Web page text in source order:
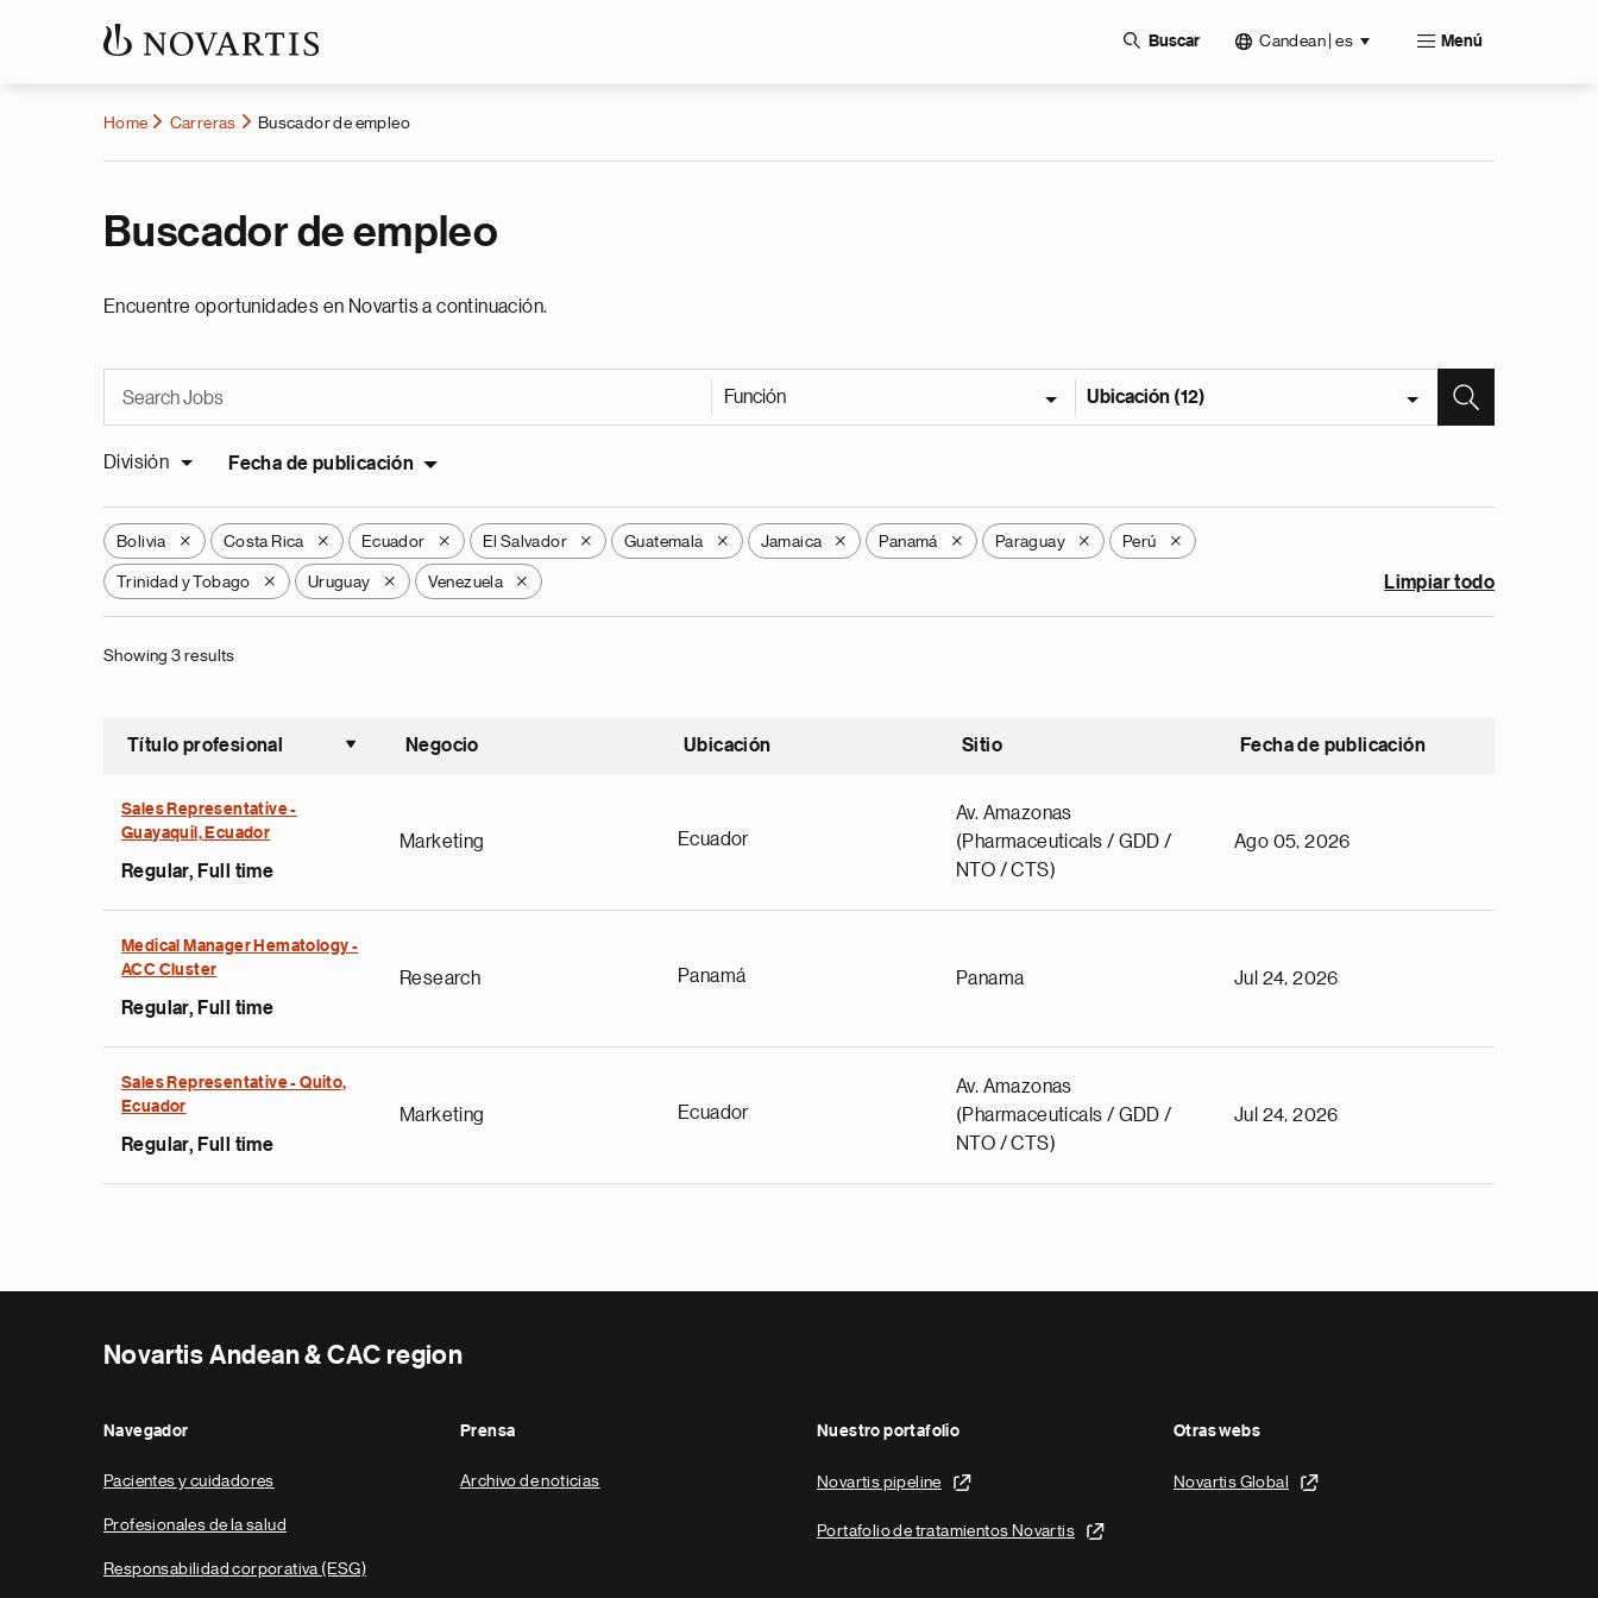
Buscar Candean | es Menú
Home Carreras Buscador de empleo
Buscador de empleo
Encuentre oportunidades en Novartis a continuación.
Función Ubicación (12)
División Fecha de publicación
Bolivia X Costa Rica X Ecuador X El Salvador X Guatemala X Jamaica X Panamá X Paraguay X Perú X
Trinidad y Tobago X Uruguay X Venezuela X Limpiar todo
Showing 3 results
Título profesional
Ordenar ascendente
Negocio Ubicación Sitio Fecha de publicación
Sales Representative -
Guayaquil, Ecuador
Regular, Full time
Marketing Ecuador
Av. Amazonas
(Pharmaceuticals / GDD /
NTO / CTS)
Ago 05, 2026
Medical Manager Hematology -
ACC Cluster
Regular, Full time
Research Panamá Panama Jul 24, 2026
Sales Representative - Quito,
Ecuador
Regular, Full time
Marketing Ecuador
Av. Amazonas
(Pharmaceuticals / GDD /
NTO / CTS)
Jul 24, 2026
Novartis Andean & CAC region
Navegador
Pacientes y cuidadores
Profesionales de la salud
Responsabilidad corporativa (ESG)
Prensa
Archivo de noticias
Nuestro portafolio
Novartis pipeline
Portafolio de tratamientos Novartis
Otras webs
Novartis Global